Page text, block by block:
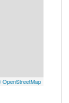
OpenStreetMap